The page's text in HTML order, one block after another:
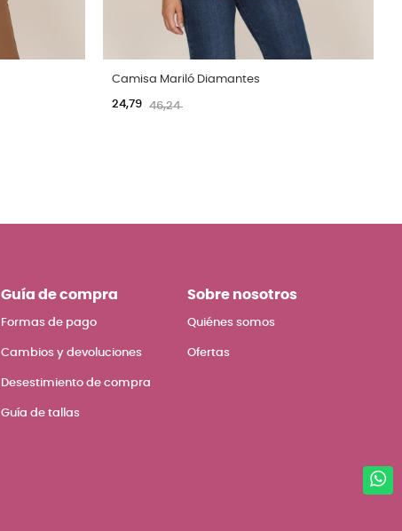
Camisa Mariló Diamantes
46,24
24,79
Guía de compra
Formas de pago
Cambios y devoluciones
Desestimiento de compra
Guía de tallas
Sobre nosotros
Quiénes somos
Ofertas